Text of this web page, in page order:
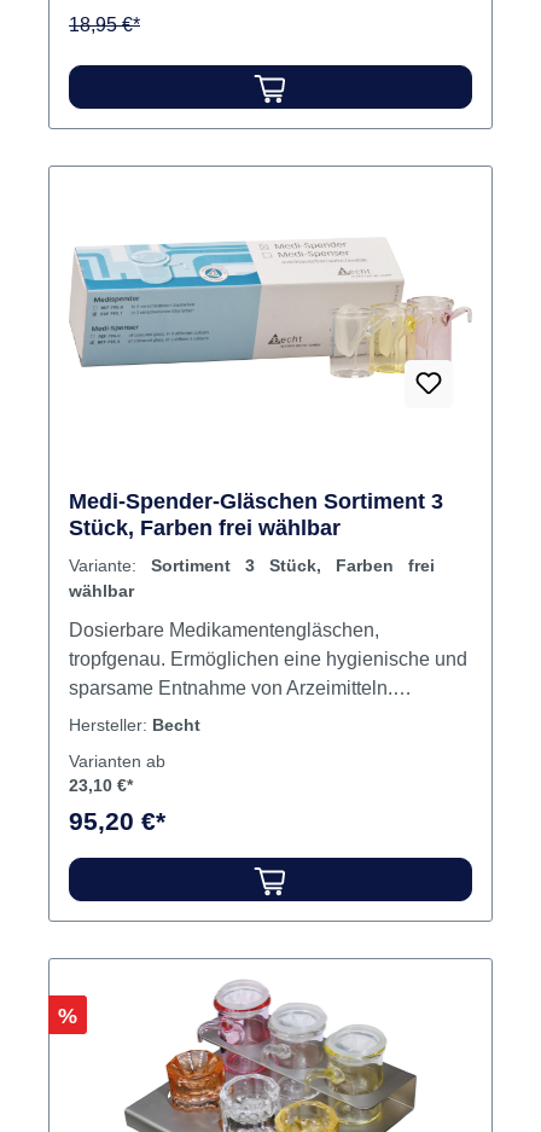
18,95 €*
Medi-Spender-Gläschen Sortiment 3
Stück, Farben frei wählbar
Variante: Sortiment 3 Stück, Farben frei
wählbar
Dosierbare Medikamentengläschen,
tropfgenau. Ermöglichen eine hygienische und
sparsame Entnahme von Arzeimitteln.
Unterschiedliche Einfärbung schützt vor
Kontamination des Inhalts wird
Inhalt Gläser
Hersteller: Becht
Varianten ab
23,10 €*
95,20 €*
Rabatt
%